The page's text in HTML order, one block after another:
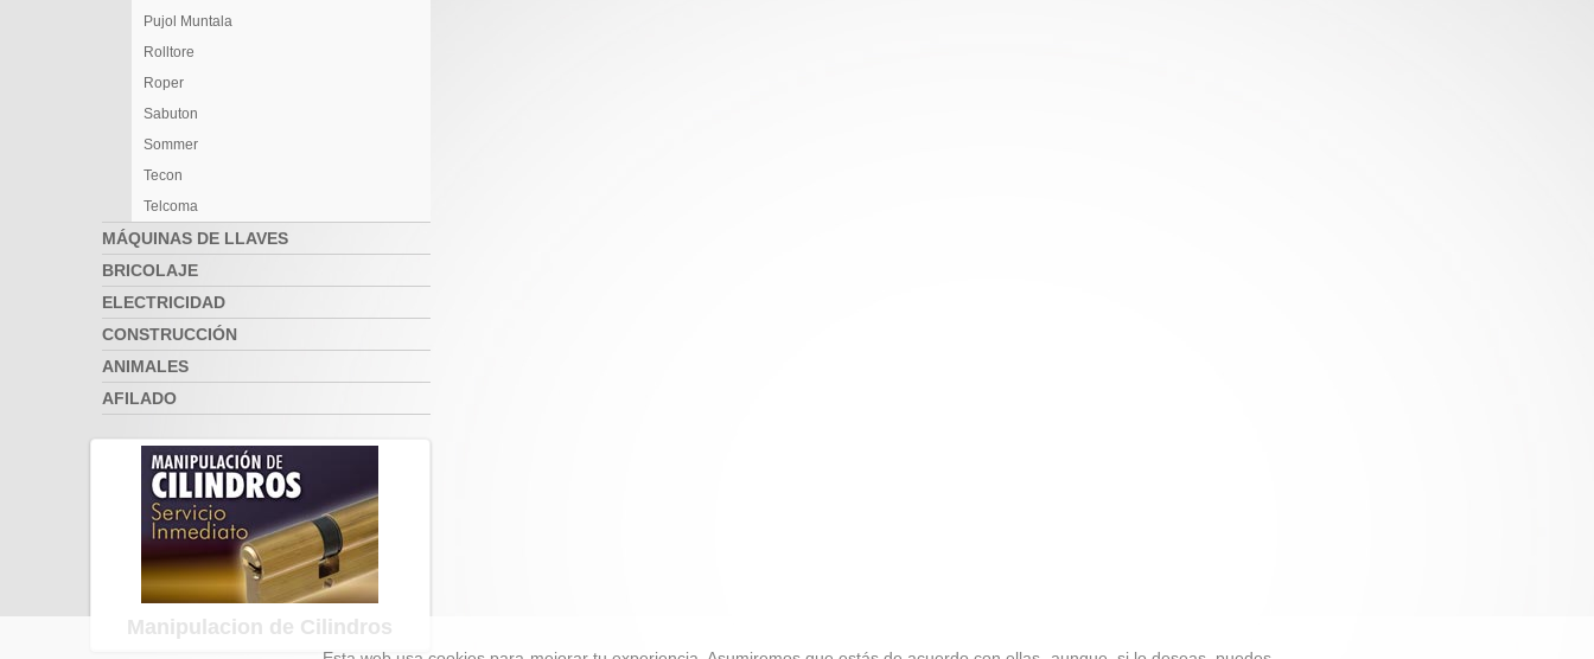
Pujol Muntala
Rolltore
Roper
Sabuton
Sommer
Tecon
Telcoma
MÁQUINAS DE LLAVES
BRICOLAJE
ELECTRICIDAD
CONSTRUCCIÓN
ANIMALES
AFILADO
Manipulacion de Cilindros